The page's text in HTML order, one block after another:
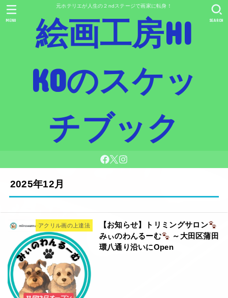
元ホテリエが人生の２ndステージで画家に転身！
絵画工房HI
KOのスケッ
チブック
SEARCH
MENU
2025年12月
アクリル画の上達法
【お知らせ】トリミングサロン
みぃのわんるーむ
～大田区蒲田
環八通り沿いにOpen